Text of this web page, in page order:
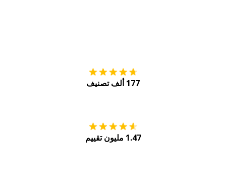
177 ألف تصنيف
1.47 مليون تقييم